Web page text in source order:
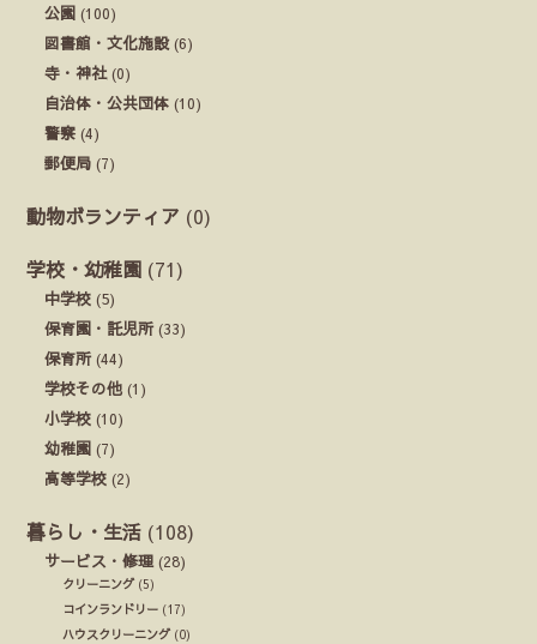
公園 (100)
図書館・文化施設(6)
寺・神社(0)
自治体・公共団体 (10)
警察 (4)
郵便局 (7)
動物ボランティア (0)
学校・幼稚園 (71)
中学校 (5)
保育園・託児所(33)
保育所(44)
学校その他 (1)
小学校 (10)
幼稚園 (7)
高等学校 (2)
暮らし・生活 (108)
サービス・修理 (28)
クリーニング(5)
コインランドリー (17)
ハウスクリーニング(0)